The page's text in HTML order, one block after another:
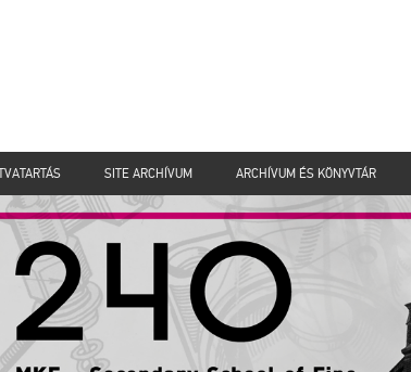
SITE ARCHÍVUM ARCHÍVUM ÉS KÖNYVTÁR